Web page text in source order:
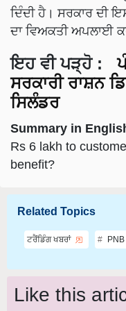
ਦਿੰਦੀ ਹੈ। ਸਰਕਾਰ ਦੀ
ਦਾ ਵਿਅਕਤੀ ਅਪਲਾਈ
ਇਹ ਵੀ ਪੜ੍ਹੋ :
ਸਰਕਾਰੀ ਰਾਸ਼ਨ
ਸਿਲੰਡਰ
Summary in
Rs 6 lakh to
benefit?
Related Topics
ਟਰੈਂਡਿੰਗ ਖਬਰਾਂ
Like this